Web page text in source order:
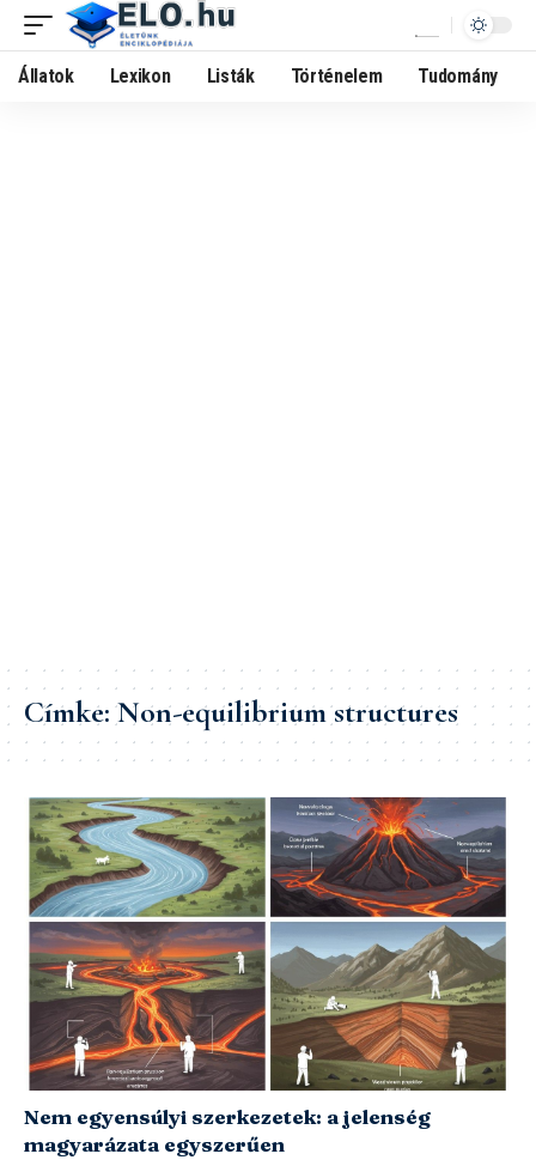
Állatok Lexikon Listák Történelem Tudomány
Címke:Non-equilibrium structures
Nem egyensúlyi szerkezetek: a jelenség
magyarázata egyszerűen